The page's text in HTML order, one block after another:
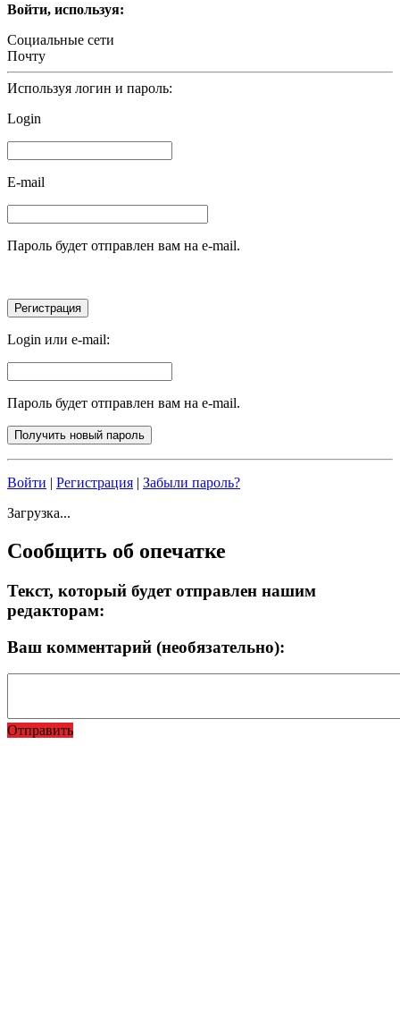
Войти, используя:
Социальные сети
Почту
Используя логин и пароль:
Login
E-mail
Пароль будет отправлен вам на e-mail.
Login или e-mail:
Пароль будет отправлен вам на e-mail.
Войти | Регистрация | Забыли пароль?
Загрузка...
Сообщить об опечатке
Текст, который будет отправлен нашим
редакторам:
Ваш комментарий (необязательно):
Отправить